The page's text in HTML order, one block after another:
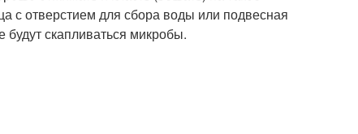
с отверстием для сбора воды или подвесная
скапливаться микробы.